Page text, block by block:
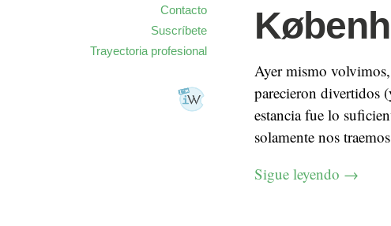
Contacto
Suscríbete
Trayectoria profesional
Ayer mismo
parecieron divertidos
estancia fue lo
solamente nos
Sigue leyendo →